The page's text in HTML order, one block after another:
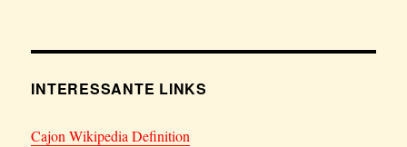
INTERESSANTE LINKS
Cajon Wikipedia Definition